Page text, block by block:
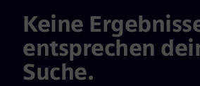
Keine
entsprechen
Suche.